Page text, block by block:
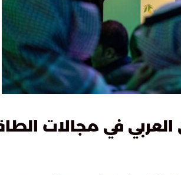
العربي في مجالات